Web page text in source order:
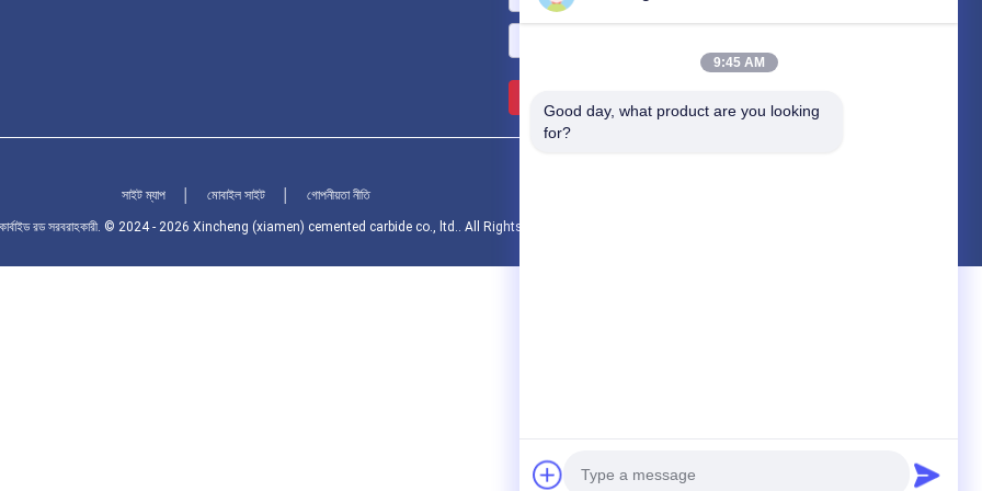
সাইট ম্যাপ মোবাইল সাইট গোপনীয়তা নীতি
কার্বাইড রড সরবরাহকারী. © 2024 - 2026 Xincheng (xiamen) cemented carbide co., ltd.. All Rights Reserved.
9:45 AM
Good day, what product are you looking
for?